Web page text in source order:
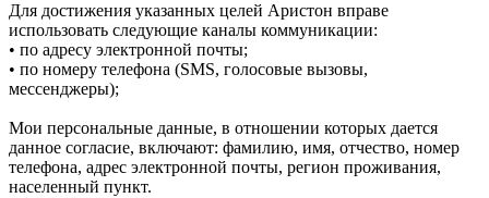
Для достижения указанных целей Аристон вправе
использовать следующие каналы коммуникации:
• по адресу электронной почты;
• по номеру телефона (SMS, голосовые вызовы,
мессенджеры);
Мои персональные данные, в отношении которых дается
данное согласие, включают: фамилию, имя, отчество, номер
телефона, адрес электронной почты, регион проживания,
населенный пункт.